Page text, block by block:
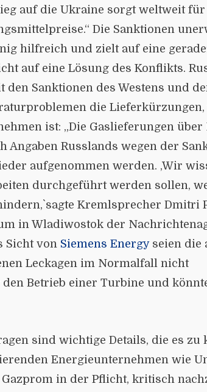
auf die Ukraine sorgt weltweit für
Die Sanktionen
hilfreich und zielt auf eine
auf eine Lösung des Konflikts.
Sanktionen des Westens und
die
ist: „Die Gaslieferungen über
Angaben Russlands wegen der
aufgenommen werden. ,Wir
durchgeführt werden sollen,
sagte Kremlsprecher Dmitri
in Wladiwostok der
Sicht von Siemens Energyseien die
Leckagen im Normalfall nicht
Betrieb einer Turbine und
sind wichtige Details, die es zu
Energieunternehmen wie
in der Pflicht, kritisch